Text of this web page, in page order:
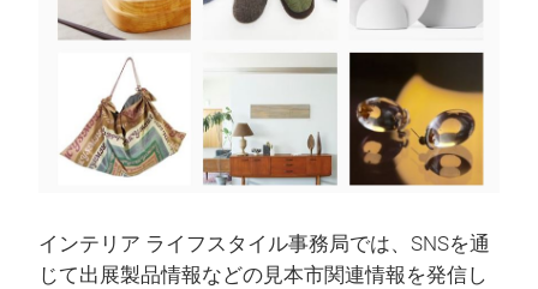
インテリア ライフスタイル事務局では、SNSを通
じて出展製品情報などの見本市関連情報を発信し